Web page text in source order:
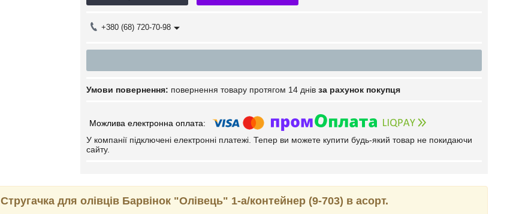
+380 (68) 720-70-98
повернення товару протягом 14 днів за рахунок покупця
У компанії підключені електронні платежі. Тепер ви можете купити будь-який товар не покидаючи
сайту.
Стругачка для олівців Барвінок "Олівець" 1-а/контейнер (9-703) в асорт.